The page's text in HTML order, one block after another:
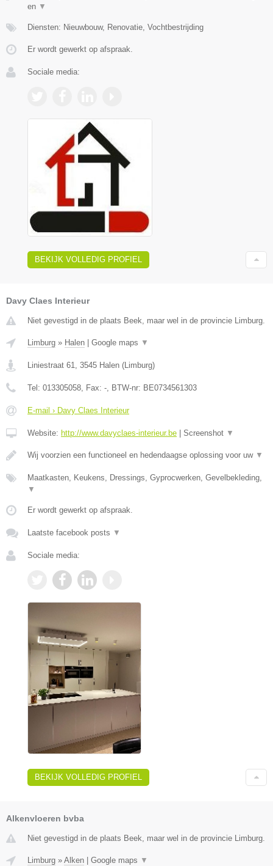
en ▼
Diensten: Nieuwbouw, Renovatie, Vochtbestrijding
Er wordt gewerkt op afspraak.
Sociale media:
BEKIJK VOLLEDIG PROFIEL
Davy Claes Interieur
Niet gevestigd in de plaats Beek, maar wel in de provincie Limburg.
Limburg » Halen | Google maps ▼
Liniestraat 61 3545 Halen (Limburg)
Tel: 013305058 , Fax: - , BTW-nr: BE0734561303
E-mail › Davy Claes Interieur
Website: http://www.davyclaes-interieur.be | Screenshot ▼
Wij voorzien een functioneel en hedendaagse oplossing voor uw ▼
Maatkasten, Keukens, Dressings, Gyprocwerken, Gevelbekleding,
▼
Er wordt gewerkt op afspraak.
Laatste facebook posts ▼
Sociale media:
BEKIJK VOLLEDIG PROFIEL
Alkenvloeren bvba
Niet gevestigd in de plaats Beek, maar wel in de provincie Limburg.
Limburg » Alken Google maps ▼